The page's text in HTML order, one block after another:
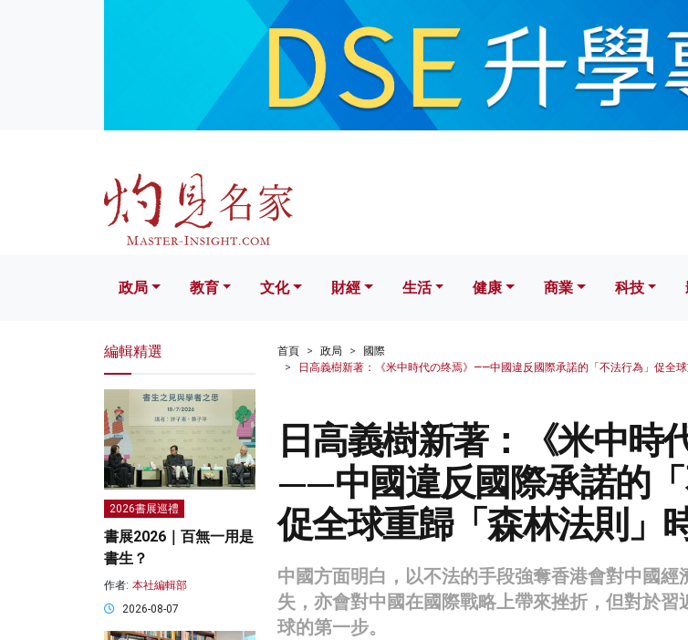
文化 財經 生活 健康 科技
政局 教育 文化 財經 生活 健康 商業 科技
首頁 政局
國際
日高義樹新著：《米中時代の终焉》——中國違反國際承諾的「不法行為」促全
日高義樹新著：《米中時
——中國違反國際承諾的「
促全球重歸「森林法則」
中國方面明白，以不法的手段強奪香港會對中國經
失，亦會對中國在國際戰略上帶來挫折，但對於習
球的第一步。
編輯精選
2026書展巡禮
書展2026｜百無一用是
書生？
作者: 本社編輯部
2026-08-07